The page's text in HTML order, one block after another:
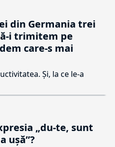
din Germania trei
i trimitem pe
care-s mai
Și, la ce le-a
„du-te, sunt
ușă”?